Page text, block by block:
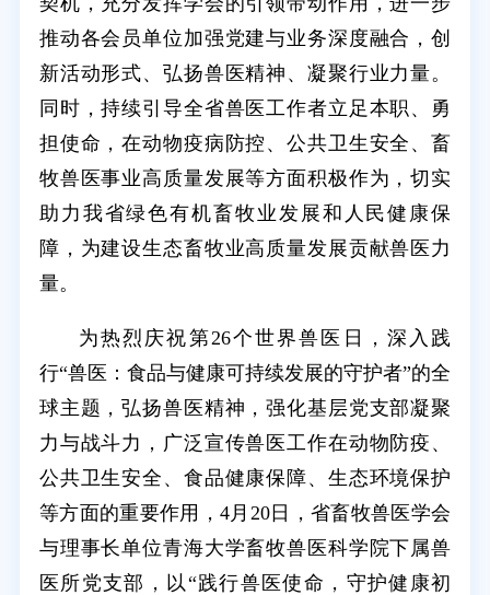
推动各会员单位加强党建与业务深度融合，创
新活动形式、弘扬兽医精神、凝聚行业力量。
同时，持续引导全省兽医工作者立足本职、勇
担使命，在动物疫病防控、公共卫生安全、畜
牧兽医事业高质量发展等方面积极作为，切实
助力我省绿色有机畜牧业发展和人民健康保
障，为建设生态畜牧业高质量发展贡献兽医力
量。
为热烈庆祝第26个世界兽医日，深入践
行“兽医：食品与健康可持续发展的守护者”的全
球主题，弘扬兽医精神，强化基层党支部凝聚
力与战斗力，广泛宣传兽医工作在动物防疫、
公共卫生安全、食品健康保障、生态环境保护
等方面的重要作用，4月20日，省畜牧兽医学会
与理事长单位青海大学畜牧兽医科学院下属兽
医所党支部，以“践行兽医使命，守护健康初